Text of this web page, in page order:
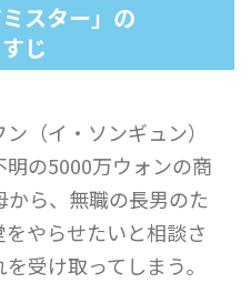
ミスター」の
じ
（イ・ソンギュン）
の5000万ウォンの商
ら、無職の長男のた
やらせたいと相談さ
受け取ってしまう。